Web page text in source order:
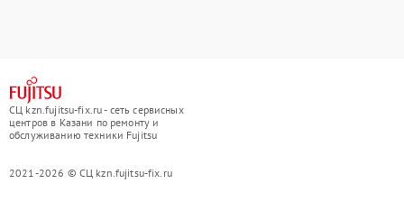
СЦ kzn.fujitsu-fix.ru - сеть сервисных
центров в Казани по ремонту и
обслуживанию техники Fujitsu
2021-2026 © СЦ kzn.fujitsu-fix.ru